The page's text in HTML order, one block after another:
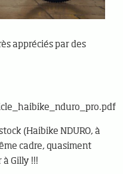
appréciés par des
(Haibike NDURO, à
cadre, quasiment
Gilly !!!